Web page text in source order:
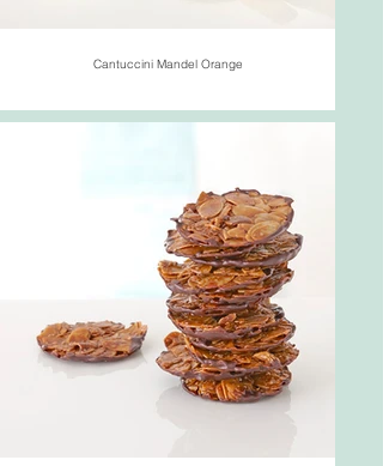
Cantuccini Mandel Orange